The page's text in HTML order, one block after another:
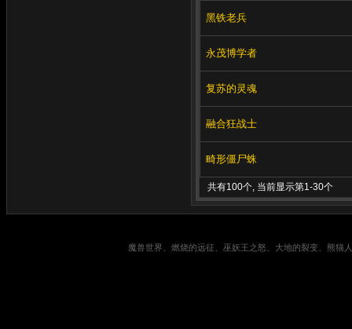
黑铁老兵
永茂博学者
复苏的灵魂
融合狂战士
畸形僵尸蛛
共有100个, 当前显示第1-30个
魔兽世界、燃烧的远征、巫妖王之怒、大地的裂变、熊猫